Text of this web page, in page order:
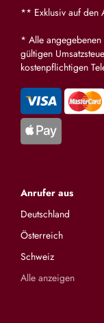
** Exklusiv auf den
* Alle
gültigen
kostenpflichtigen
Anrufer aus
Deutschland
Österreich
Schweiz
Alle anzeigen